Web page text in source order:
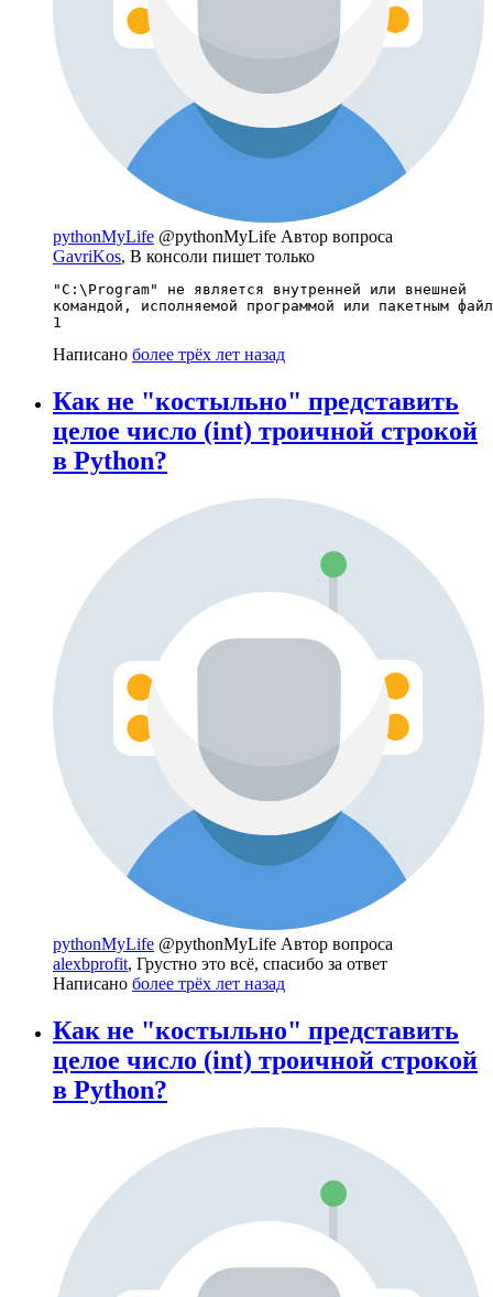
pythonMyLife @pythonMyLife Автор вопроса
GavriKos, В консоли пишет только
"C:\Program" не является внутренней или внешней
командой, исполняемой программой или пакетным
1
Написано более трёх лет назад
Как не "костыльно" представить
целое число (int) троичной строкой
в Python?
pythonMyLife @pythonMyLife Автор вопроса
alexbprofit, Грустно это всё, спасибо за ответ
Написано более трёх лет назад
Как не "костыльно" представить
целое число (int) троичной строкой
в Python?